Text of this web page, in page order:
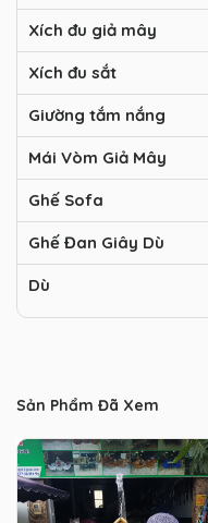
Xích đu giả mây
Xích đu sắt
Giường tắm nắng
Mái Vòm Giả Mây
Ghế Sofa
Ghế Đan Giây Dù
Dù
Sản Phẩm Đã Xem